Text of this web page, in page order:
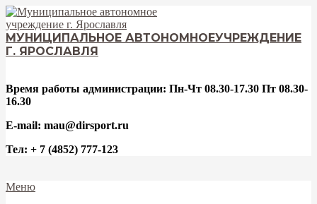
Перейти
к
содержимому
МУНИЦИПАЛЬНОЕ АВТОНОМНОЕУЧРЕЖДЕНИЕ
Г. ЯРОСЛАВЛЯ
Время работы администрации: Пн-Чт 08.30-17.30 Пт 08.30-
16.30
E-mail: mau@dirsport.ru
Тел: + 7 (4852) 777-123
Вторичное
Меню